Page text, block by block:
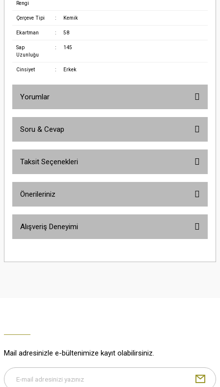
Rengi
Çerçeve Tipi : Kemik
Ekartman : 58
Sap
Uzunluğu
: 145
Cinsiyet : Erkek
Yorumlar
Soru & Cevap
Taksit Seçenekleri
Önerileriniz
yetersiz gördüğünüz noktaları öneri formunu kullanarak tarafımıza
Alışveriş Deneyimi
M... K... | 29/12/2025
Mail adresinizle e-bültenimize kayıt olabilirsiniz.